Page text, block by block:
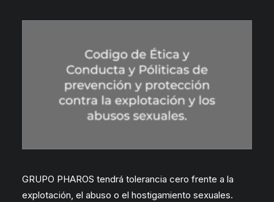
GRUPO PHAROS tendrá tolerancia cero frente a la
explotación, el abuso o el hostigamiento sexuales.